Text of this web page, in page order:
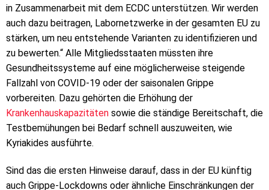
in Zusammenarbeit mit dem ECDC unterstützen. Wir werden
auch dazu beitragen, Labornetzwerke in der gesamten EU zu
stärken, um neu entstehende Varianten zu identifizieren und
zu bewerten.“ Alle Mitgliedsstaaten müssten ihre
Gesundheitssysteme auf eine möglicherweise steigende
Fallzahl von COVID-19 oder der saisonalen Grippe
vorbereiten. Dazu gehörten die Erhöhung der
Krankenhauskapazitäten sowie die ständige Bereitschaft, die
Testbemühungen bei Bedarf schnell auszuweiten, wie
Kyriakides ausführte.
Sind das die ersten Hinweise darauf, dass in der EU künftig
auch Grippe-Lockdowns oder ähnliche Einschränkungen der